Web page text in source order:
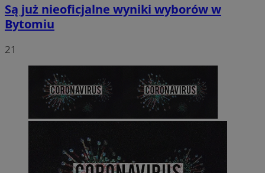
Są już nieoficjalne wyniki wyborów w
Bytomiu
21